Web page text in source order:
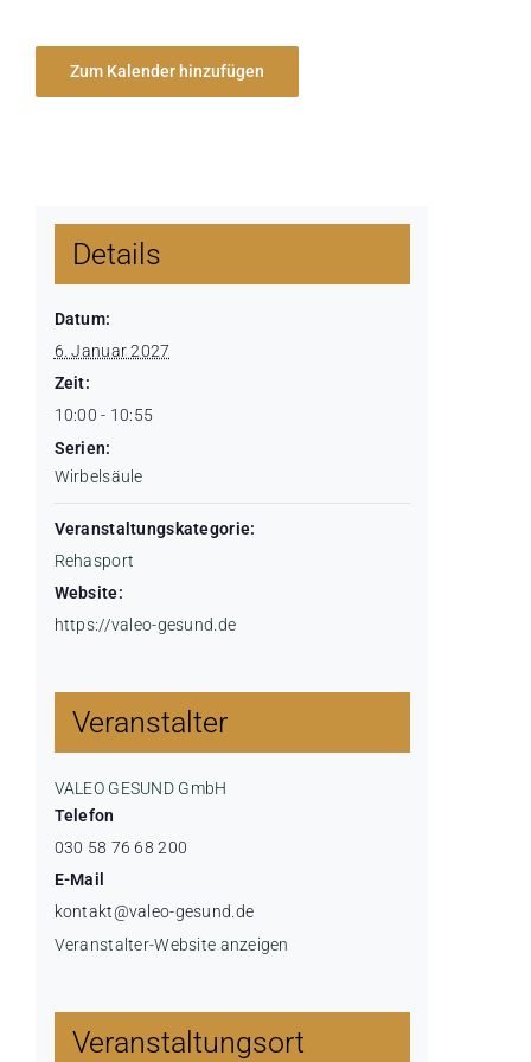
Zum Kalender hinzufügen
Details
Datum:
6. Januar 2027
Zeit:
10:00 - 10:55
Serien:
Wirbelsäule
Veranstaltungskategorie:
Rehasport
Website:
https://valeo-gesund.de
Veranstalter
VALEO GESUND GmbH
Telefon
030 58 76 68 200
E-Mail
kontakt@valeo-gesund.de
Veranstalter-Website anzeigen
Veranstaltungsort